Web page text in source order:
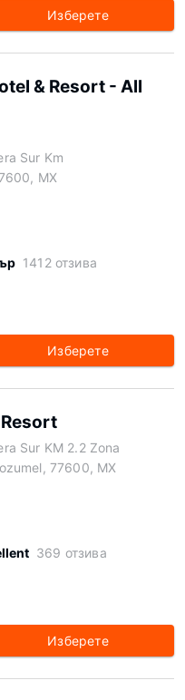
Изберете
& Resort - All
Sur Km
MX
1412 отзива
Изберете
Sur KM 2.2 Zona
77600, MX
369 отзива
Изберете